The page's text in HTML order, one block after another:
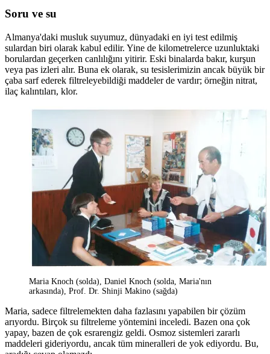
Soru ve su
Almanya'daki musluk suyumuz, dünyadaki en iyi test edilmiş
sulardan biri olarak kabul edilir. Yine de kilometrelerce uzunluktaki
borulardan geçerken canlılığını yitirir. Eski binalarda bakır, kurşun
veya pas izleri alır. Buna ek olarak, su tesislerimizin ancak büyük bir
çaba sarf ederek filtreleyebildiği maddeler de vardır; örneğin nitrat,
ilaç kalıntıları, klor.
Maria Knoch (solda), Daniel Knoch (solda, Maria'nın
arkasında), Prof. Dr. Shinji Makino (sağda)
Maria, sadece filtrelemekten daha fazlasını yapabilen bir çözüm
arıyordu. Birçok su filtreleme yöntemini inceledi. Bazen ona çok
yapay, bazen de çok esrarengiz geldi. Osmoz sistemleri zararlı
maddeleri gideriyordu, ancak tüm mineralleri de yok ediyordu. Bu,